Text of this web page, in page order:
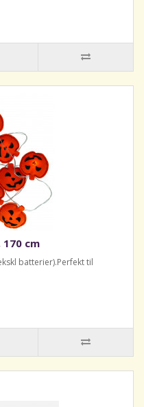
cm
batterier).Perfekt til